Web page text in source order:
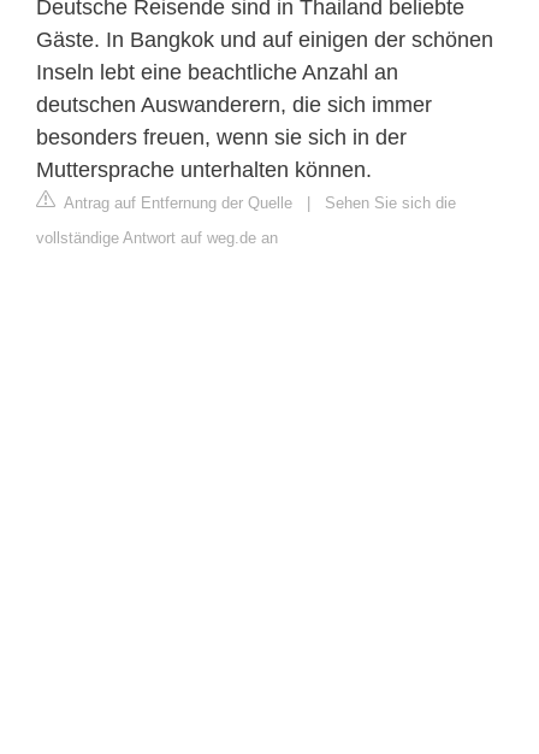
Deutsche Reisende sind in Thailand beliebte
Gäste. In Bangkok und auf einigen der schönen
Inseln lebt eine beachtliche Anzahl an
deutschen Auswanderern, die sich immer
besonders freuen, wenn sie sich in der
Muttersprache unterhalten können.
Antrag auf Entfernung der Quelle | Sehen Sie sich die
vollständige Antwort auf weg.de an